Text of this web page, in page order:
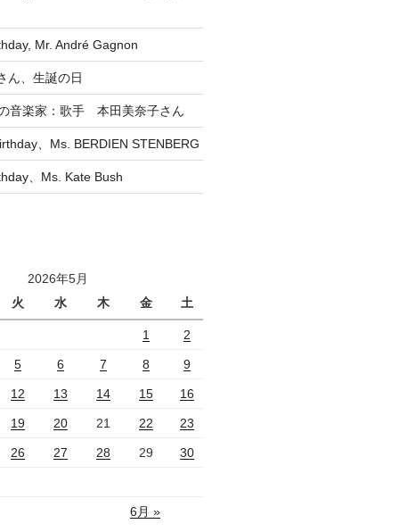
Mr. André Gagnon
ん、生誕の日
音楽家：歌手 本田美奈子さん
、Ms. BERDIEN STENBERG
、Ms. Kate Bush
2026年5月
火
水 木 金 土
1 2
5 6 7 8 9
12 13 14 15 16
19 20 21 22 23
26 27 28 29 30
6月 »